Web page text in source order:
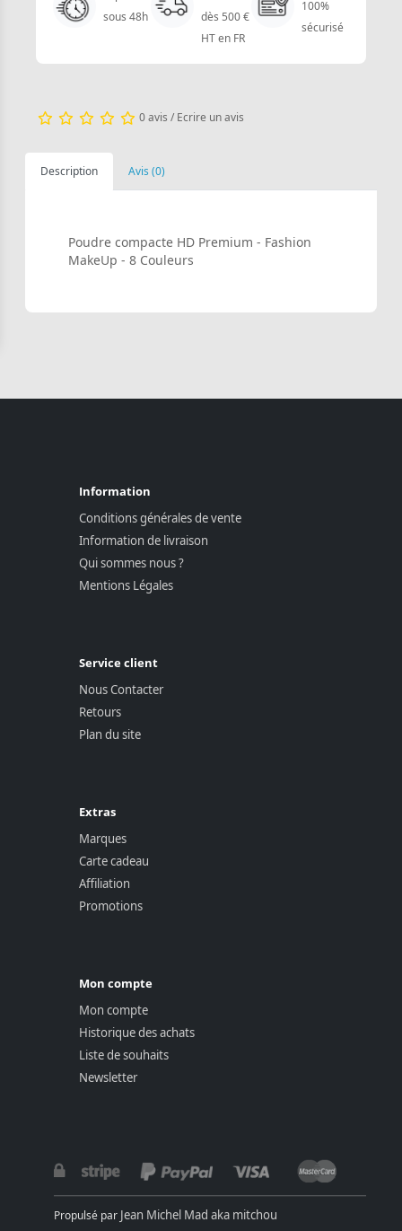
sous 48h
dès 500 €
HT en FR
100%
sécurisé
0 avis / Ecrire un avis
Description Avis (0)
Poudre compacte HD Premium - Fashion
MakeUp - 8 Couleurs
Information
Conditions générales de vente
Information de livraison
Qui sommes nous ?
Mentions Légales
Service client
Nous Contacter
Retours
Plan du site
Extras
Marques
Carte cadeau
Affiliation
Promotions
Mon compte
Mon compte
Historique des achats
Liste de souhaits
Newsletter
Propulsé par Jean Michel Mad aka mitchou